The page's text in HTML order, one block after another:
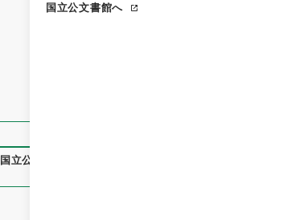
国立公文書館へ
国立公文書館デジタルアーカイブ